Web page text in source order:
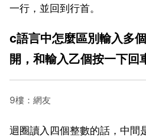
一行，並回到行首。
c語言中怎麼區別輸入多
開，和輸入乙個按一下回
9樓：網友
迴圈讀入四個整數的話，中間